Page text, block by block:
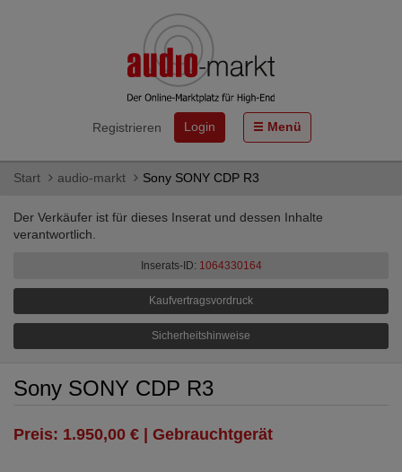
Registrieren Login Menü
Start audio-markt Sony SONY CDP R3
Der Verkäufer ist für dieses Inserat und dessen Inhalte
verantwortlich.
Inserats-ID: 1064330164
Kaufvertragsvordruck
Sicherheitshinweise
Sony SONY CDP R3
Preis: 1.950,00 € | Gebrauchtgerät